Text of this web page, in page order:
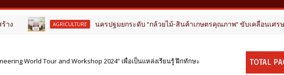
AGRICULTURE นครปฐมยกระดับ "กล้วยไม้-สินค้าเกษตรคุณภาพ" ขับเคลื่อนเศรษฐกิจฐานราก จัด
World Tour and Workshop 2024” เพื่อเป็นแหล่งเรียนรู้ ฝึกทักษะ
TOTAL